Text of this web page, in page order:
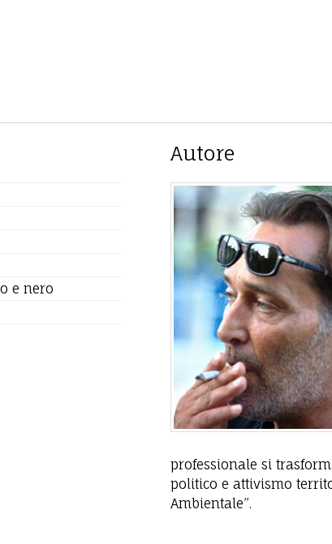
e nero
Autore
professionale si
politico e attivismo
Ambientale”.